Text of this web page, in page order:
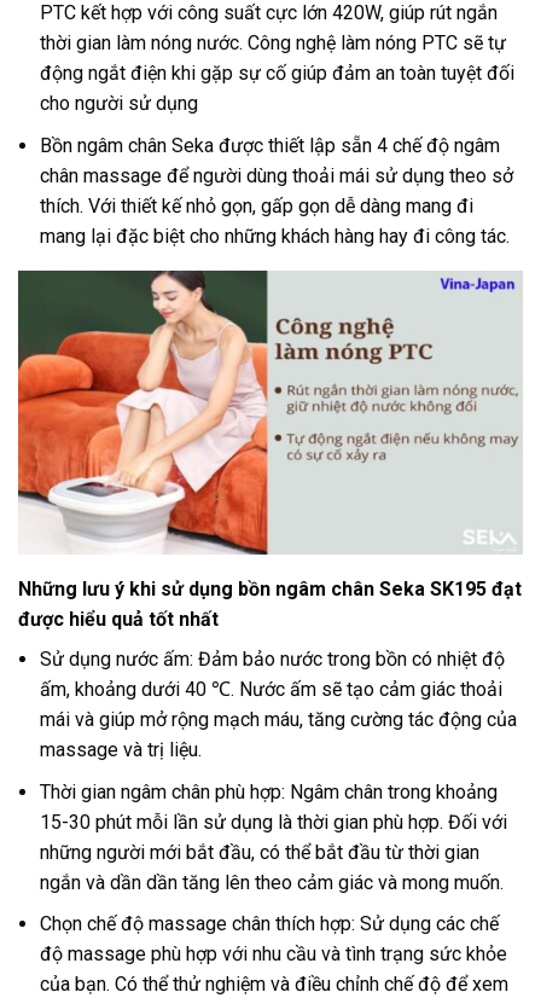
PTC kết hợp với công suất cực lớn 420W, giúp rút ngắn
thời gian làm nóng nước. Công nghệ làm nóng PTC sẽ tự
động ngắt điện khi gặp sự cố giúp đảm an toàn tuyệt đối
cho người sử dụng
Bồn ngâm chân Seka được thiết lập sẵn 4 chế độ ngâm
chân massage để người dùng thoải mái sử dụng theo sở
thích. Với thiết kế nhỏ gọn, gấp gọn dễ dàng mang đi
mang lại đặc biệt cho những khách hàng hay đi công tác.
Những lưu ý khi sử dụng bồn ngâm chân Seka SK195 đạt
được hiểu quả tốt nhất
Sử dụng nước ấm: Đảm bảo nước trong bồn có nhiệt độ
ấm, khoảng dưới 40 ℃. Nước ấm sẽ tạo cảm giác thoải
mái và giúp mở rộng mạch máu, tăng cường tác động của
massage và trị liệu.
Thời gian ngâm chân phù hợp: Ngâm chân trong khoảng
15-30 phút mỗi lần sử dụng là thời gian phù hợp. Đối với
những người mới bắt đầu, có thể bắt đầu từ thời gian
ngắn và dần dần tăng lên theo cảm giác và mong muốn.
Chọn chế độ massage chân thích hợp: Sử dụng các chế
độ massage phù hợp với nhu cầu và tình trạng sức khỏe
của bạn. Có thể thử nghiệm và điều chỉnh chế độ để xem